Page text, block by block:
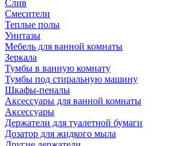
Слив
Смесители
Теплые полы
Унитазы
Мебель для ванной комнаты
Зеркала
Тумбы в ванную комнату
Тумбы под стиральную машину
Шкафы-пеналы
Аксессуары для ванной комнаты
Аксессуары
Держатели для туалетной бумаги
Дозатор для жидкого мыла